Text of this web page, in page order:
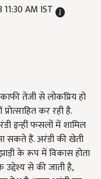
AM IST
तेजी से लोकप्रिय हो
कर रही है.
इन्हीं फसलों में शामिल
सकते हैं. अरंडी की खेती
के रूप में विकास होता
से की जाती है,